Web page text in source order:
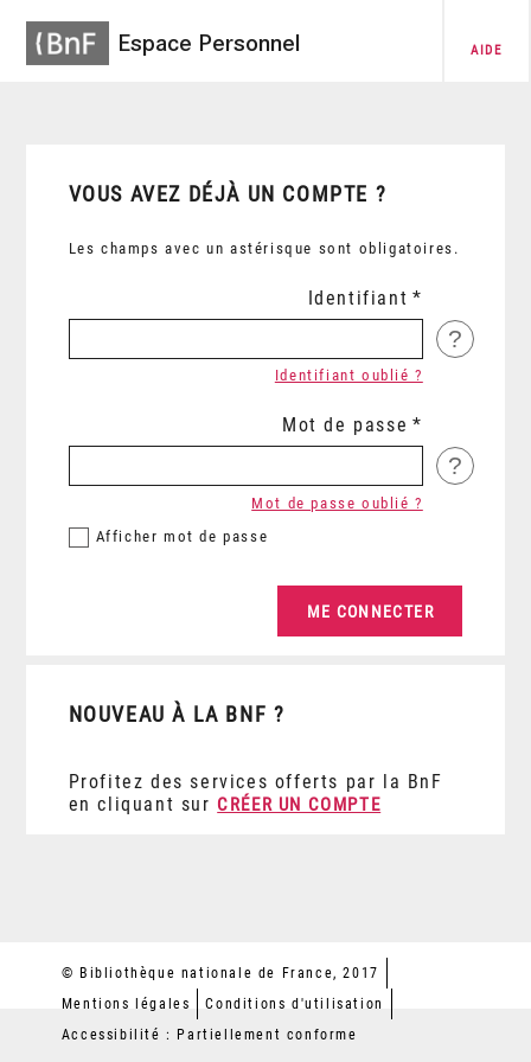
Espace Personnel AIDE
VOUS AVEZ DÉJÀ UN COMPTE ?
Les champs avec un astérisque sont obligatoires.
Identifiant
?
Identifiant oublié ?
Mot de passe
?
Afficher mot de passe
Mot de passe oublié ?
NOUVEAU À LA BNF ?
Profitez des services offerts par la BnF
en cliquant sur CRÉER UN COMPTE
© Bibliothèque nationale de France, 2017
Mentions légales
Conditions d'utilisation
Accessibilité : Partiellement conforme